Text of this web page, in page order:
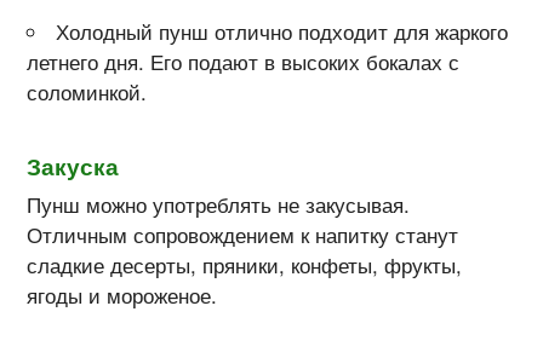
Холодный пунш отлично подходит для жаркого
летнего дня. Его подают в высоких бокалах с
соломинкой.
Закуска
Пунш можно употреблять не закусывая.
Отличным сопровождением к напитку станут
сладкие десерты, пряники, конфеты, фрукты,
ягоды и мороженое.